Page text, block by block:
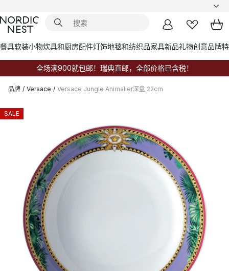
餐具软装小物炊具和厨房配件灯饰地毯和纺织品家具新品礼物创意品牌
全场满900就包邮！瑞典直邮，全部价格已含税！
品牌 / Versace / Versace Jungle Animalier深盘 22cm
SALE